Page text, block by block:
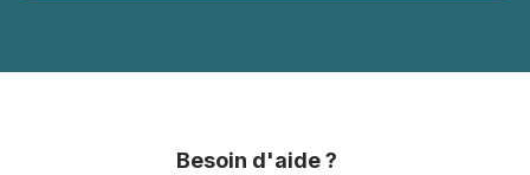
Besoin d'aide ?